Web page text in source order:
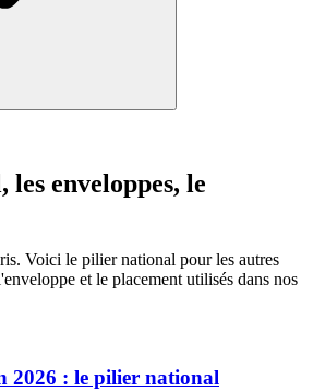
les enveloppes, le
Voici le pilier national pour les autres
et le placement utilisés dans nos
2026 : le pilier national